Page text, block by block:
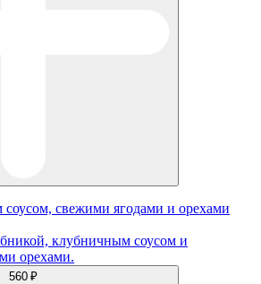
свежими ягодами и орехами
клубничным соусом и
орехами.
560 ₽